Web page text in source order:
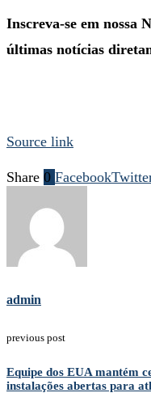
Inscreva-se em nossa
últimas notícias
Source link
Share 0 Facebook
admin
previous post
Equipe dos EUA mantém
instalações abertas para